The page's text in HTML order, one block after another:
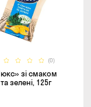
(0)
зі смаком
зелені, 125г